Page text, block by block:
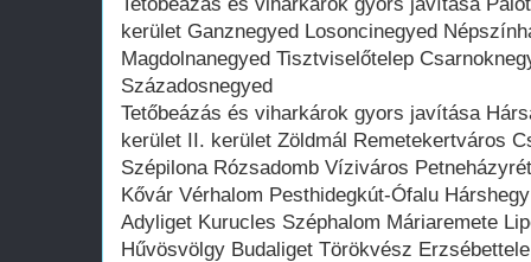
kerület Ganznegyed Losoncinegyed
Magdolnanegyed Tisztviselőtelep
Századosnegyed
Tetőbeázás és viharkárok gyors javítása
kerület II. kerület Zöldmál Remetekertváros
Szépilona Rózsadomb Víziváros
Kővár Vérhalom Pesthidegkút-Ófalu
Adyliget Kurucles Széphalom Máriaremete
Hűvösvölgy Budaliget Törökvész